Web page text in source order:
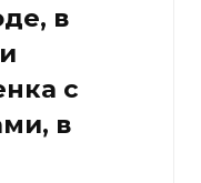
в
с
в